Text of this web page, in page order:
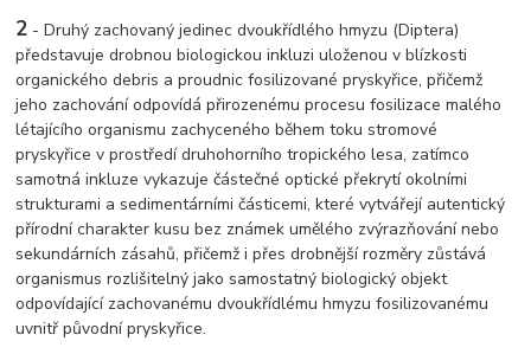
2 - Druhý zachovaný jedinec dvoukřídlého hmyzu (Diptera)
představuje drobnou biologickou inkluzi uloženou v blízkosti
organického debris a proudnic fosilizované pryskyřice, přičemž
jeho zachování odpovídá přirozenému procesu fosilizace malého
létajícího organismu zachyceného během toku stromové
pryskyřice v prostředí druhohorního tropického lesa, zatímco
samotná inkluze vykazuje částečné optické překrytí okolními
strukturami a sedimentárními částicemi, které vytvářejí autentický
přírodní charakter kusu bez známek umělého zvýrazňování nebo
sekundárních zásahů, přičemž i přes drobnější rozměry zůstává
organismus rozlišitelný jako samostatný biologický objekt
odpovídající zachovanému dvoukřídlému hmyzu fosilizovanému
uvnitř původní pryskyřice.